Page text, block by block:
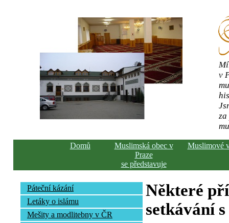
v
Domů
Muslimská obec v
Praze
se představuje
Muslimové
Páteční kázání
Letáky o islámu
Mešity a modlitebny v ČR
Některé
setkávání